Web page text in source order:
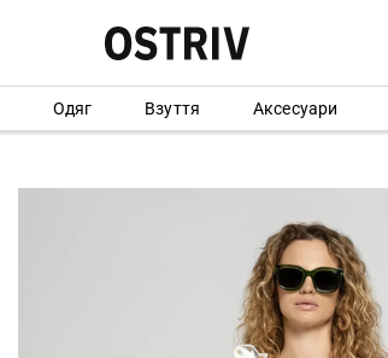
Одяг Взуття Аксесуари